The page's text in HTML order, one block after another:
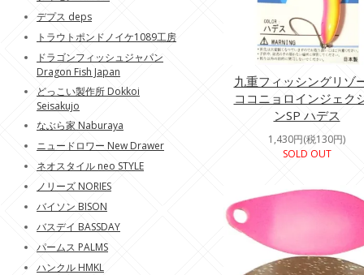
九重フィッシングリゾ
ココニョロインジェク
ンSP ハデス
1,430円(税130円)
SOLD OUT
デプス deps
トラウトポンドノイケ1089工房
ドラゴンフィッシュジャパン
Dragon Fish Japan
どっこい製作所 Dokkoi
Seisakujo
なぶら家 Naburaya
ニュードロワー New Drawer
ネオスタイル neo STYLE
ノリーズ NORIES
バイソン BISON
バスデイ BASSDAY
パームス PALMS
ハンクル HMKL